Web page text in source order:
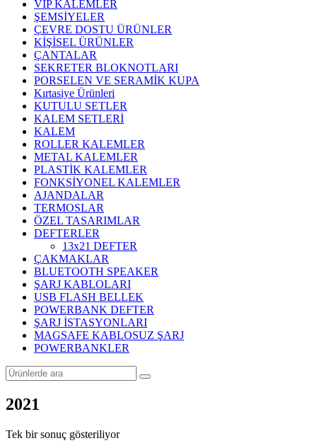
VIP KALEMLER
ŞEMSİYELER
ÇEVRE DOSTU ÜRÜNLER
KİŞİSEL ÜRÜNLER
ÇANTALAR
SEKRETER BLOKNOTLARI
PORSELEN VE SERAMİK KUPA
Kırtasiye Ürünleri
KUTULU SETLER
KALEM SETLERİ
KALEM
ROLLER KALEMLER
METAL KALEMLER
PLASTİK KALEMLER
FONKSİYONEL KALEMLER
AJANDALAR
TERMOSLAR
ÖZEL TASARIMLAR
DEFTERLER
13x21 DEFTER
ÇAKMAKLAR
BLUETOOTH SPEAKER
ŞARJ KABLOLARI
USB FLASH BELLEK
POWERBANK DEFTER
ŞARJ İSTASYONLARI
MAGSAFE KABLOSUZ ŞARJ
POWERBANKLER
2021
Tek bir sonuç gösteriliyor